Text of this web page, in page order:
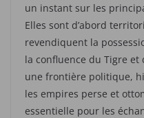
un instant sur les
Elles sont d’abord
revendiquent la
la confluence du Tigre et
une frontière politique,
les empires perse et
essentielle pour les